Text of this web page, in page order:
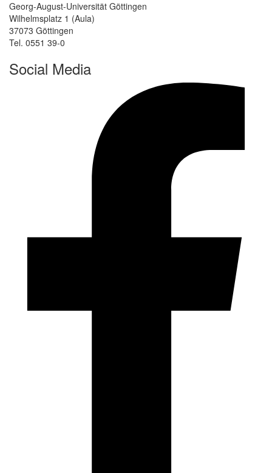
Georg-August-Universität Göttingen
Wilhelmsplatz 1 (Aula)
37073 Göttingen
Tel. 0551 39-0
Social Media